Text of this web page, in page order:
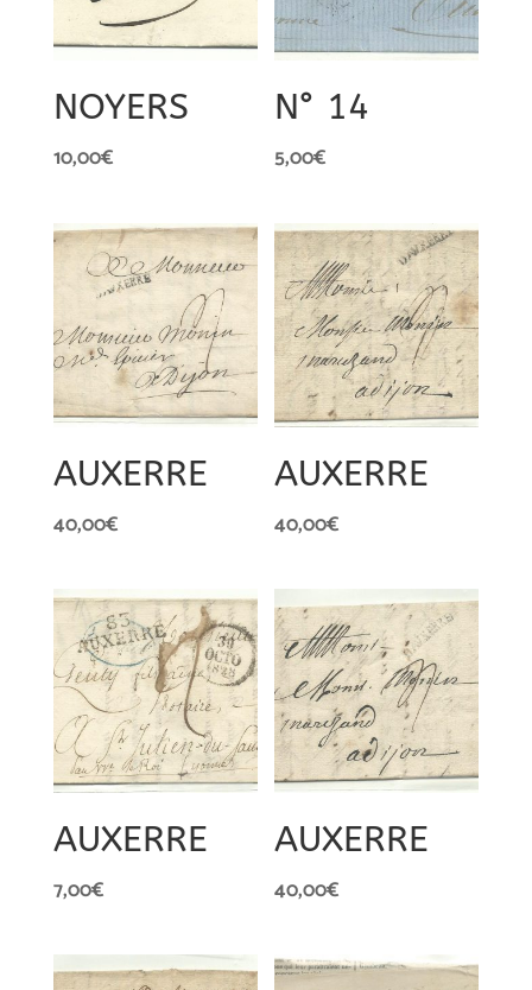
NOYERS
10,00€
N° 14
5,00€
AUXERRE
40,00€
AUXERRE
40,00€
AUXERRE
7,00€
AUXERRE
40,00€